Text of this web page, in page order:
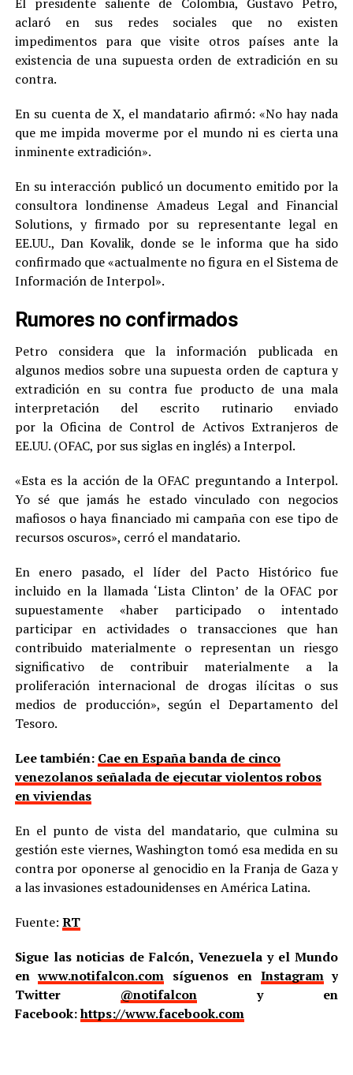
aclaró en sus redes sociales que no existen
impedimentos para que visite otros países ante la
existencia de una supuesta orden de extradición en su
contra.
En su cuenta de X, el mandatario afirmó: «No hay nada
que me impida moverme por el mundo ni es cierta una
inminente extradición».
En su interacción publicó un documento emitido por la
consultora londinense Amadeus Legal and Financial
Solutions, y firmado por su representante legal en
EE.UU., Dan Kovalik, donde se le informa que ha sido
confirmado que «actualmente no figura en el Sistema de
Información de Interpol».
Rumores no confirmados
Petro considera que la información publicada en
algunos medios sobre una supuesta orden de captura y
extradición en su contra fue producto de una mala
interpretación del escrito rutinario enviado
por la Oficina de Control de Activos Extranjeros de
EE.UU. (OFAC, por sus siglas en inglés) a Interpol.
«Esta es la acción de la OFAC preguntando a Interpol.
Yo sé que jamás he estado vinculado con negocios
mafiosos o haya financiado mi campaña con ese tipo de
recursos oscuros», cerró el mandatario.
En enero pasado, el líder del Pacto Histórico fue
incluido en la llamada ‘Lista Clinton’ de la OFAC por
supuestamente «haber participado o intentado
participar en actividades o transacciones que han
contribuido materialmente o representan un riesgo
significativo de contribuir materialmente a la
proliferación internacional de drogas ilícitas o sus
medios de producción», según el Departamento del
Tesoro.
Lee también: Cae en España banda de cinco
venezolanos señalada de ejecutar violentos robos
en viviendas
En el punto de vista del mandatario, que culmina su
gestión este viernes, Washington tomó esa medida en su
contra por oponerse al genocidio en la Franja de Gaza y
a las invasiones estadounidenses en América Latina.
Fuente: RT
Sigue las noticias de Falcón, Venezuela y el Mundo
enwww.notifalcon.com síguenos en Instagramy
Twitter @notifalcony en
Facebook:https://www.facebook.com